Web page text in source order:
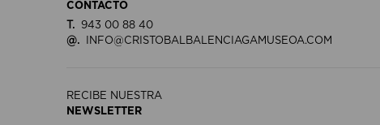
CONTACTO
T.
943 00 88 40
@.
INFO@CRISTOBALBALENCIAGAMUSEOA.COM
RECIBE NUESTRA
NEWSLETTER